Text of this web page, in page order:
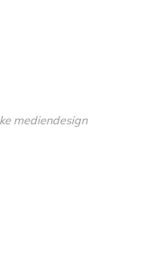
mediendesign